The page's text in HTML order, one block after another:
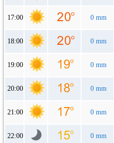
17:00 0 mm
18:00 0 mm
19:00 0 mm
20:00 0 mm
21:00 0 mm
22:00 0 mm